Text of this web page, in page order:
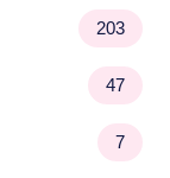
203
47
7